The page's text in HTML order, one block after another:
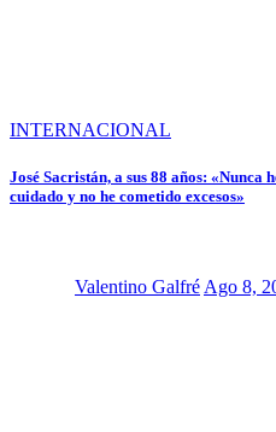
INTERNACIONAL
José Sacristán, a sus 88 años: «Nunca
cuidado y no he cometido excesos»
Valentino Galfré Ago 8,